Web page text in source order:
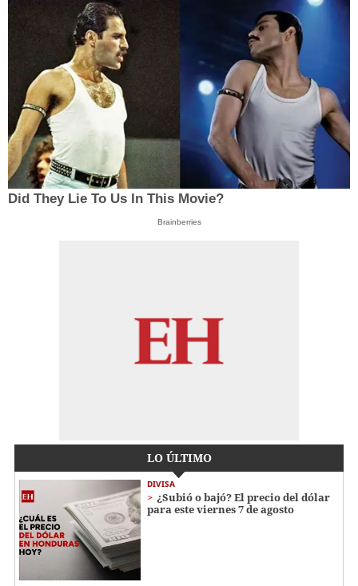
Did They Lie To Us In This Movie?
Brainberries
LO ÚLTIMO
DIVISA
¿Subió o bajó? El precio del dólar
para este viernes 7 de agosto